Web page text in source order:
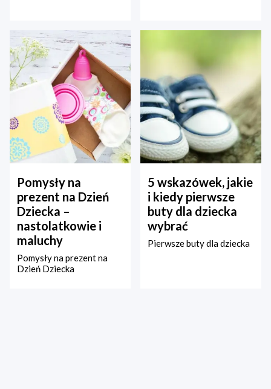
Pomysły na
prezent na Dzień
Dziecka –
nastolatkowie i
maluchy
Pomysły na prezent na
Dzień Dziecka
5 wskazówek, jakie
i kiedy pierwsze
buty dla dziecka
wybrać
Pierwsze buty dla dziecka